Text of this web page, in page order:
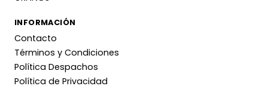
INFORMACIÓN
Contacto
Términos y Condiciones
Política Despachos
Política de Privacidad